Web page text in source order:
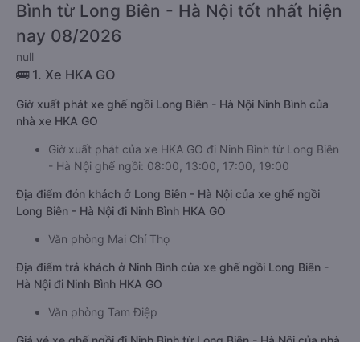
Bình từ Long Biên - Hà Nội tốt nhất hiện
nay 08/2026
null
🚌 1. Xe HKA GO
Giờ xuất phát xe ghế ngồi Long Biên - Hà Nội Ninh Bình của
nhà xe HKA GO
Giờ xuất phát của xe HKA GO đi Ninh Bình từ Long Biên
- Hà Nội ghế ngồi: 08:00, 13:00, 17:00, 19:00
Địa điểm đón khách ở Long Biên - Hà Nội của xe ghế ngồi
Long Biên - Hà Nội đi Ninh Bình HKA GO
Văn phòng Mai Chí Thọ
Địa điểm trả khách ở Ninh Bình của xe ghế ngồi Long Biên -
Hà Nội đi Ninh Bình HKA GO
Văn phòng Tam Điệp